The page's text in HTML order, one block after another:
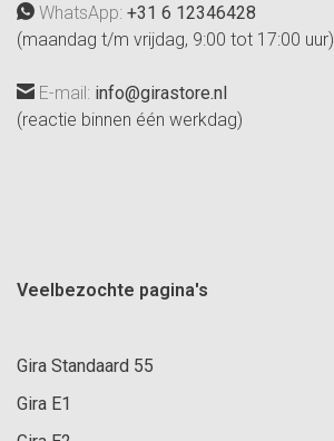
WhatsApp: +31 6 12346428
(maandag t/m vrijdag, 9:00 tot 17:00 uur)
E-mail: info@girastore.nl
(reactie binnen één werkdag)
Veelbezochte pagina's
Gira Standaard 55
Gira E1